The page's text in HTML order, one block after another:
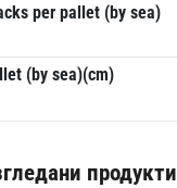
per pallet (by sea)
(by sea)(cm)
продукти